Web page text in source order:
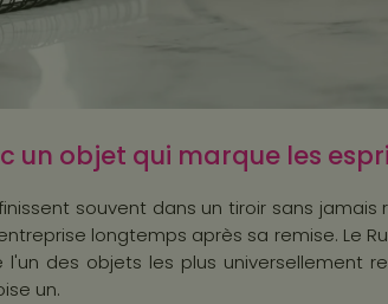
un objet qui marque les
souvent dans un tiroir sans
longtemps après sa remise. Le
des objets les plus
un.